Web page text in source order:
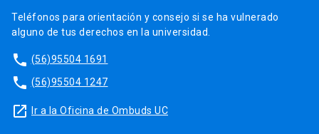
Teléfonos para orientación y consejo si se ha vulnerado
alguno de tus derechos en la universidad.
phone (56)95504 1691
phone (56)95504 1247
launch Ir a la Oficina de Ombuds UC